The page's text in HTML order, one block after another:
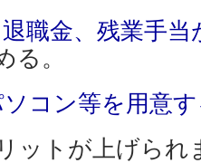
職金、残業手当
る。
コン等を用意
ットが上げられ